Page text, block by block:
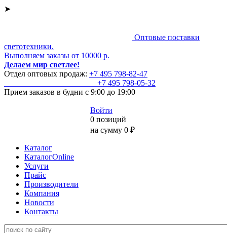
➤
Оптовые поставки
светотехники.
Выполняем заказы от 10000 р.
Делаем мир светлее!
Отдел оптовых продаж: +7 495 798-82-47
+7 495 798-05-32
Прием заказов в будни с 9:00 до 19:00
Войти
0 позиций
на сумму 0 ₽
Каталог
КаталогOnline
Услуги
Прайс
Производители
Компания
Новости
Контакты